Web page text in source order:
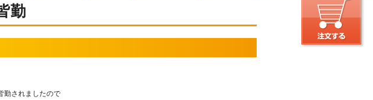
勤
されましたので